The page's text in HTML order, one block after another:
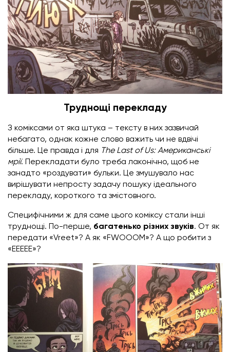
Труднощі перекладу
З коміксами от яка штука – тексту в них зазвичай
небагато, однак кожне слово важить чи не вдвічі
більше. Це правда і для The Last of Us: Американські
мрії. Перекладати було треба лаконічно, щоб не
занадто «роздувати» бульки. Це змушувало нас
вирішувати непросту задачу пошуку ідеального
перекладу, короткого та змістовного.
Специфічними ж для саме цього коміксу стали інші
труднощі. По-перше, багатенько різних звуків. От як
передати «Vreet»? А як «FWOOOM»? А що робити з
«EEEEE»?